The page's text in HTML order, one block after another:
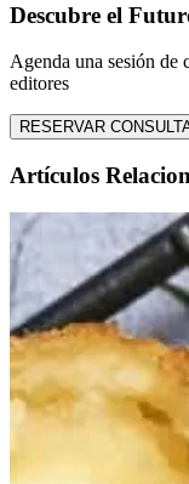
Descubre el
Agenda una sesión de
editores
RESERVAR
Artículos